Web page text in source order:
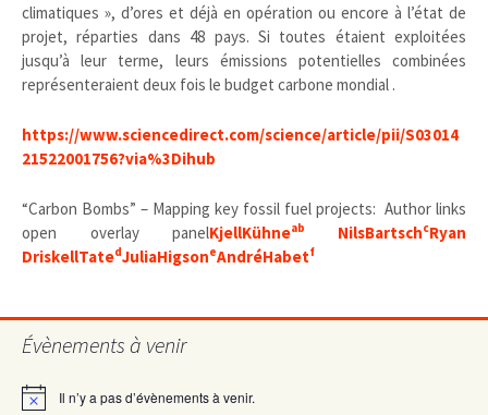
climatiques », d’ores et déjà en opération ou encore à l’état de
projet, réparties dans 48 pays. Si toutes étaient exploitées
jusqu’à leur terme, leurs émissions potentielles combinées
représenteraient deux fois le budget carbone mondial .
https://www.sciencedirect.com/science/article/pii/S03014
21522001756?via%3Dihub
“Carbon Bombs” – Mapping key fossil fuel projects: Author links
open overlay panelKjellKühneab NilsBartschcRyan
DriskellTatedJuliaHigsoneAndréHabetf
Évènements à venir
Notice Il n’y a pas d’évènements à venir.